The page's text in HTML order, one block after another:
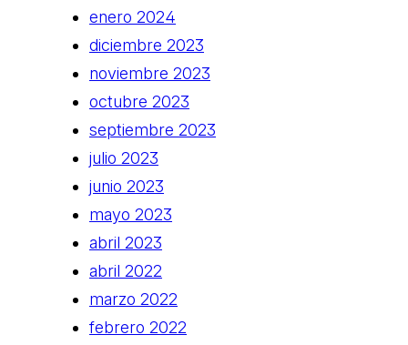
enero 2024
diciembre 2023
noviembre 2023
octubre 2023
septiembre 2023
julio 2023
junio 2023
mayo 2023
abril 2023
abril 2022
marzo 2022
febrero 2022